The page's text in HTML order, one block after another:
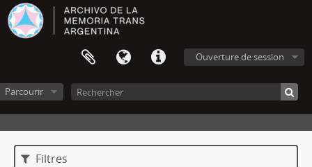
Ouverture de session
Parcourir
Filtres